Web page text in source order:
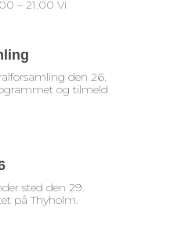
– 21.00 Vi
den 26.
og tilmeld
sted den 29.
på Thyholm.